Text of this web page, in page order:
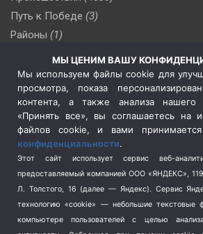
Путь к Победе (3)
Районы (1)
Сельское хозяйство (3)
Социальная политика
(3)
Спецоперация в Украине
Спецоперация на Украине
(404)
Спорт (740)
Терроризм (1)
Транспорт (262)
Туризм (178)
МЫ ЦЕНИМ ВАШУ
Мы используем файлы cookie для
просмотра, показа
контента, а также анализа нашего
«Принять все», вы соглашаетесь на
файлов cookie, и вами
конфиденциальности.
Этот сайт использует сервис веб-
предоставляемый компанией ООО «ЯНДЕКС»,
Л. Толстого, 16 (далее — Яндекс). Сервис
технологию «cookie» — небольшие текстовые
компьютере пользователей с целью